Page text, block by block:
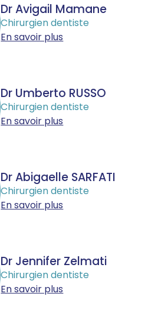
Dr Avigail Mamane
Chirurgien dentiste
En savoir plus
Dr Umberto RUSSO
Chirurgien dentiste
En savoir plus
Dr Abigaelle SARFATI
Chirurgien dentiste
En savoir plus
Dr Jennifer Zelmati
Chirurgien dentiste
En savoir plus